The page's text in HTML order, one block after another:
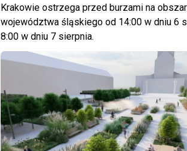
Krakowie ostrzega przed burzami na
województwa śląskiego od 14:00 w dniu 6
8:00 w dniu 7 sierpnia.